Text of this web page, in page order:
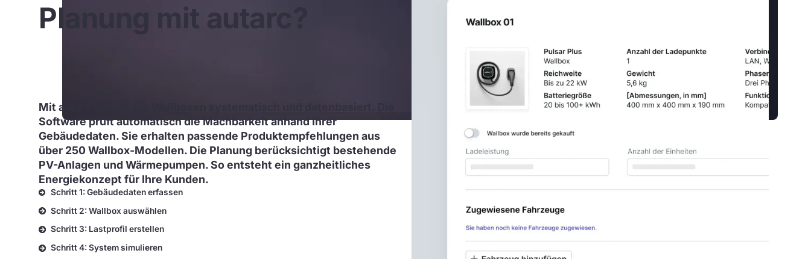
Planung mit autarc?
Mit autarc planen Sie Wallboxen systematisch und datenbasiert. Die
Software prüft automatisch die Machbarkeit anhand Ihrer
Gebäudedaten. Sie erhalten passende Produktempfehlungen aus
über 250 Wallbox-Modellen. Die Planung berücksichtigt bestehende
PV-Anlagen und Wärmepumpen. So entsteht ein ganzheitliches
Energiekonzept für Ihre Kunden.
Schritt 1: Gebäudedaten erfassen
Schritt 2: Wallbox auswählen
Schritt 3: Lastprofil erstellen
Schritt 4: System simulieren